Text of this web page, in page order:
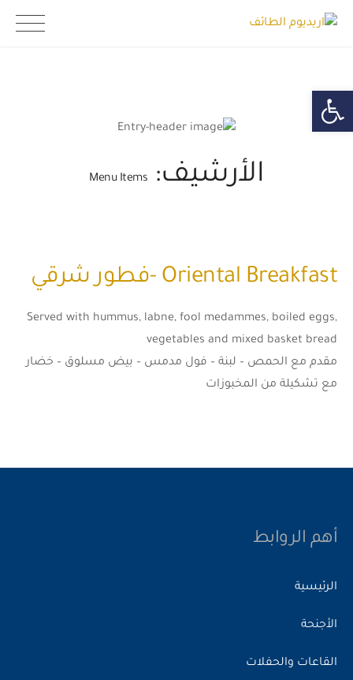
Skip
الأرشيف: Menu Items
Oriental Breakfast -فطور شرقي
Served with hummus, labne, fool medammes, boiled eggs,
vegetables and mixed basket bread
مقدم مع الحمص – لبنة – فول مدمس – بيض مسلوق – خضار
مع تشكيلة من المخبوزات
أهم الروابط
الرئيسية
الأجنحة
القاعات والحفلات
Open toolbar